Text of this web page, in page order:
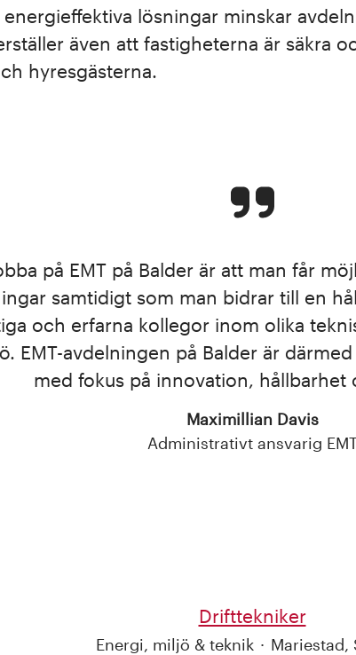
lösningar minskar
även att fastigheterna är säkra
hyresgästerna.
på EMT på Balder är att man får
samtidigt som man bidrar till en
och erfarna kollegor inom olika
EMT-avdelningen på Balder är
med fokus på innovation, hållbarhet
Maximillian Davis
Administrativt ansvarig
Drifttekniker
Energi, miljö & teknik · Mariestad,